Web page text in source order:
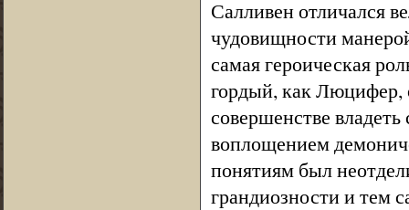
Салливен отличался
чудовищности
самая героическая
гордый, как Люцифер,
совершенстве
воплощением
понятиям был
грандиозности и тем